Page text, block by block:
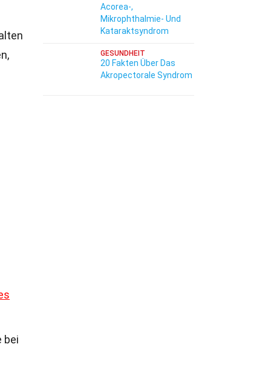
bei
Acorea-,
Mikrophthalmie- Und
Kataraktsyndrom
GESUNDHEIT
20 Fakten Über Das
Akropectorale Syndrom